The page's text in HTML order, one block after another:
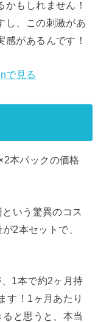
もしれません！
し、この刺激があ
があるんです！
で見る
本パックの価格
いう驚異のコス
2本セットで、
1本で約2ヶ月持
す！1ヶ月あたり
と思うと、本当